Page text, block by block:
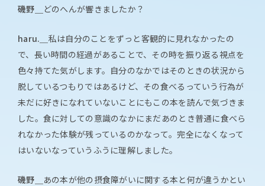
磯野＿ どのへんが響きましたか？
haru.＿ 私は自分のことをずっと客観的に見れなかったの
で、長い時間の経過があることで、その時を振り返る視点を
色々持てた気がします。自分のなかではそのときの状況から
脱しているつもりではあるけど、その食べるっていう行為が
未だに好きになれていないことにもこの本を読んで気づきま
した。食に対しての意識のなかにまだあのとき普通に食べら
れなかった体験が残っているのかなって。完全になくなって
はいないなっていうふうに理解しました。
磯野＿
あの本が他の摂食障がいに関する本と何が違うかとい